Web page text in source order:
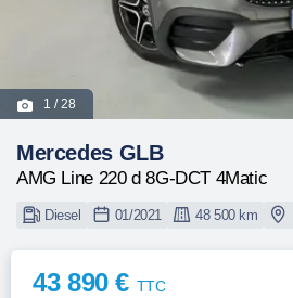
1 / 28
Mercedes GLB
AMG Line 220 d 8G-DCT 4Matic
Diesel 01/2021 48 500 km
43 890 € TTC